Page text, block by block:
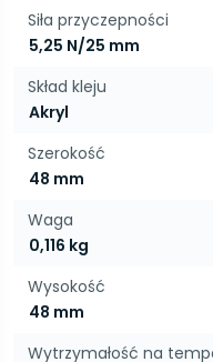
Siła przyczepności
5,25 N/25 mm
Skład kleju
Akryl
Szerokość
48 mm
Waga
0,116 kg
Wysokość
48 mm
Wytrzymałość na